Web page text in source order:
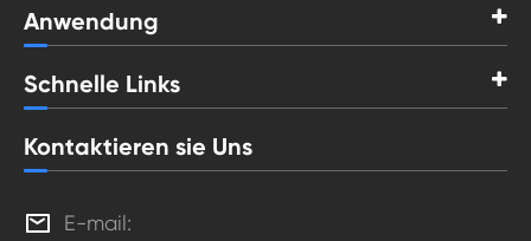
Anwendung
Schnelle Links
Kontaktieren sie Uns

E-mail: